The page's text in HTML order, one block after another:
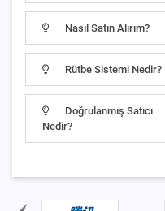
Nasıl Satın Alırım?
Rütbe Sistemi Nedir?
Doğrulanmış Satıcı
Nedir?